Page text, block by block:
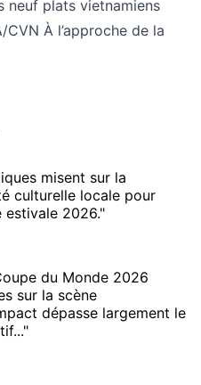
neuf plats vietnamiens
À l’approche de la
misent sur la
culturelle locale pour
estivale 2026."
du Monde 2026
sur la scène
dépasse largement le